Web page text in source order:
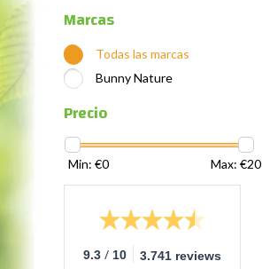
Marcas
Todas las marcas
Bunny Nature
Precio
Min: €0 Max: €20
9.3 / 10 3.741 reviews